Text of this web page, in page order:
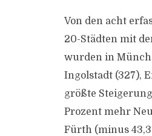
Von den acht
20-Städten mit
wurden in
Ingolstadt (327),
größte
Prozent mehr
Fürth (minus